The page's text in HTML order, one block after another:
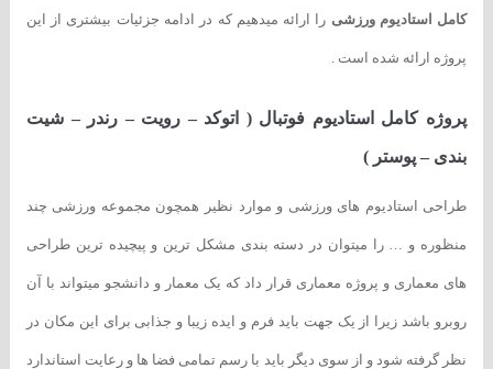
کامل استادیوم ورزشی را ارائه میدهیم که در ادامه جزئیات بیشتری از این
پروژه ارائه شده است .
پروژه کامل استادیوم فوتبال ( اتوکد – رویت – رندر – شیت
بندی – پوستر )
طراحی استادیوم های ورزشی و موارد نظیر همچون مجموعه ورزشی چند
منظوره و … را میتوان در دسته بندی مشکل ترین و پیچیده ترین طراحی
های معماری و پروژه معماری قرار داد که یک معمار و دانشجو میتواند با آن
روبرو باشد زیرا از یک جهت باید فرم و ایده زیبا و جذابی برای این مکان در
نظر گرفته شود و از سوی دیگر باید با رسم تمامی فضا ها و رعایت استاندارد